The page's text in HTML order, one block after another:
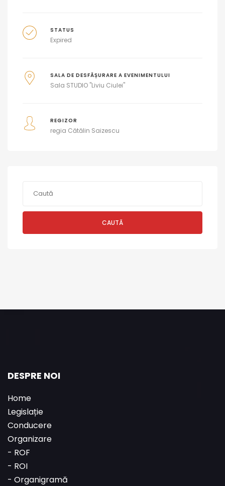
STATUS
Expired
SALA DE DESFĂȘURARE A EVENIMENTULUI
Sala STUDIO "Liviu Ciulei"
REGIZOR
regia Cătălin Saizescu
CAUTĂ
DESPRE NOI
Home
Legislație
Conducere
Organizare
- ROF
- ROI
- Organigramă